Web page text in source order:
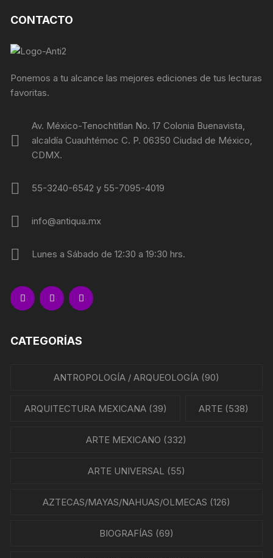
CONTACTO
Ponemos a tu alcance las mejores ediciones de tus lecturas
favoritas.
Av. México-Tenochtitlan No. 17 Colonia Buenavista,
alcaldía Cuauhtémoc C. P. 06350 Ciudad de México,
CDMX.
55-3240-6542 y 55-7095-4019
info@antiqua.mx
Lunes a Sábado de 12:30 a 19:30 hrs.
CATEGORÍAS
ANTROPOLOGÍA / ARQUEOLOGÍA(90)
ARQUITECTURA MEXICANA(39) ARTE (538)
ARTE MEXICANO (332)
ARTE UNIVERSAL (55)
AZTECAS/MAYAS/NAHUAS/OLMECAS (126)
BIOGRAFÍAS (69)